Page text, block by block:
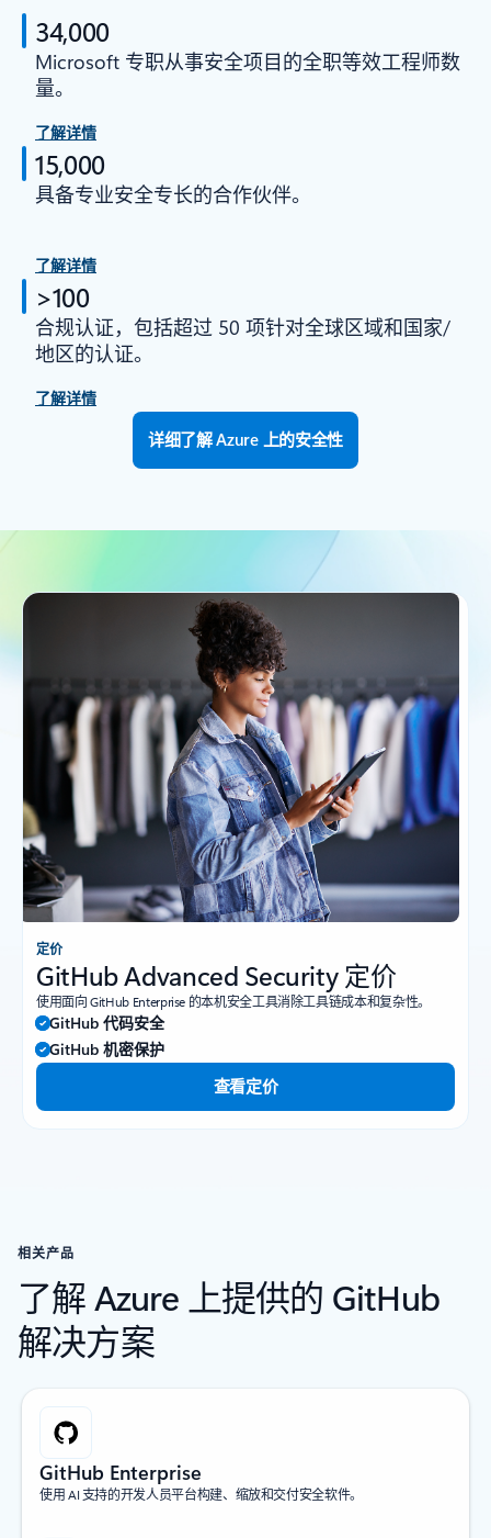
34,000
Microsoft 专职从事安全项目的全职等效工程师数
量。
了解详情
15,000
具备专业安全专长的合作伙伴。
了解详情
>100
合规认证，包括超过 50 项针对全球区域和国家/
地区的认证。
了解详情
详细了解 Azure 上的安全性
定价
GitHub Advanced Security 定价
使用面向 GitHub Enterprise 的本机安全工具消除工具链成本和复杂性。
GitHub 代码安全
GitHub 机密保护
查看定价
相关产品
了解 Azure 上提供的 GitHub
解决方案
GitHub Enterprise
使用 AI 支持的开发人员平台构建、缩放和交付安全软件。